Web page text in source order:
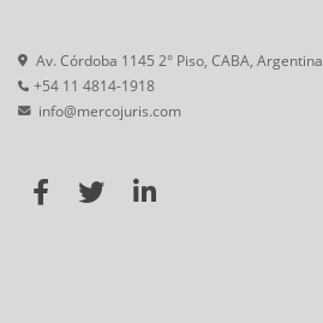
Av. Córdoba 1145 2° Piso, CABA, Argentina
+54 11 4814-1918
info@mercojuris.com